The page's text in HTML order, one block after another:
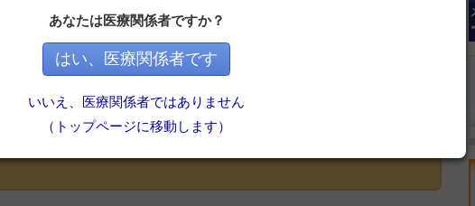
の続きをお読みいただけます。
あなたは医療関係者ですか？
はい、医療関係者です
いいえ、医療関係者ではありません
（トップページに移動します）